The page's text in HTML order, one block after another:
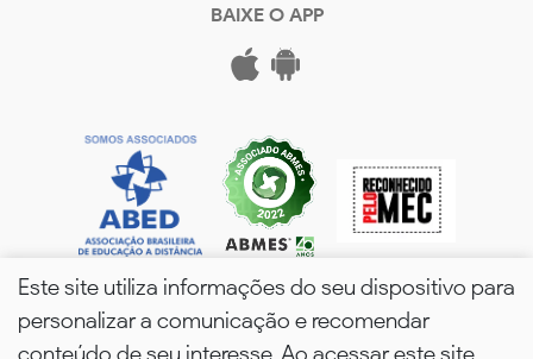
BAIXE O APP
Este site utiliza informações do seu dispositivo para
personalizar a comunicação e recomendar